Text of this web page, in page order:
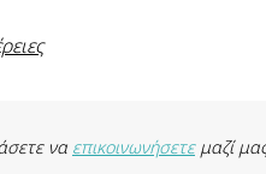
να επικοινωνήσετεμαζί